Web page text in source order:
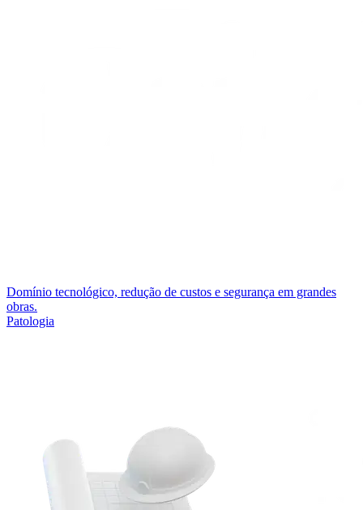
Domínio tecnológico, redução de custos e segurança em grandes
obras.
Patologia